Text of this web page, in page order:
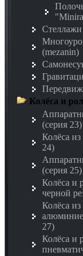
(mezanin)
Колёса и
(серия 23)
Колёса
24)
(серия 25)
Колёса и
черной
Колёса
27)
Колёса и